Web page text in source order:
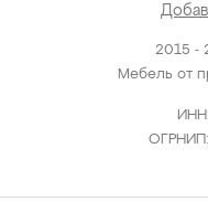
2015 -
Мебель от